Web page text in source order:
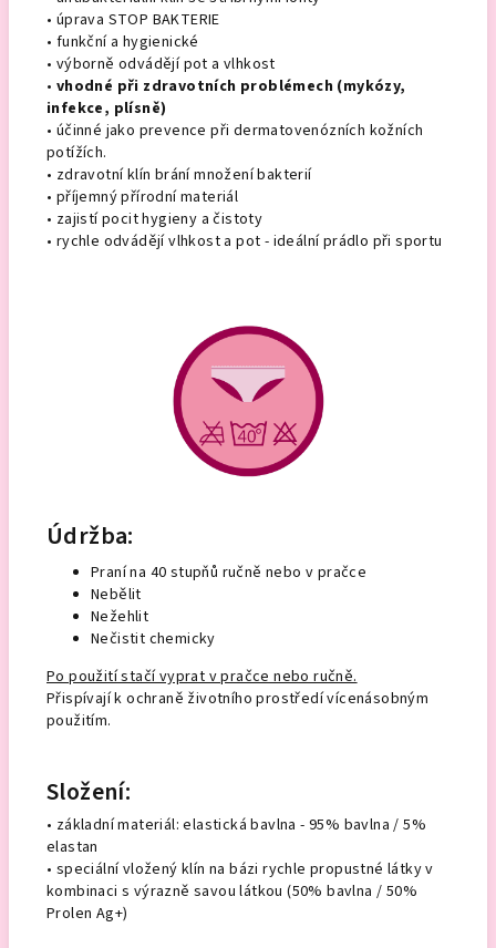
• úprava STOP BAKTERIE
• funkční a hygienické
• výborně odvádějí pot a vlhkost
• vhodné při zdravotních problémech (mykózy,
infekce, plísně)
• účinné jako prevence při dermatovenózních kožních
potížích.
• zdravotní klín brání množení bakterií
• příjemný přírodní materiál
• zajistí pocit hygieny a čistoty
• rychle odvádějí vlhkost a pot - ideální prádlo při sportu
Údržba:
Praní na 40 stupňů ručně nebo v pračce
Nebělit
Nežehlit
Nečistit chemicky
Po použití stačí vyprat v pračce nebo ručně.
Přispívají k ochraně životního prostředí vícenásobným
použitím.
Složení:
• základní materiál: elastická bavlna - 95% bavlna / 5%
elastan
• speciální vložený klín na bázi rychle propustné látky v
kombinaci s výrazně savou látkou (50% bavlna / 50%
Prolen Ag+)